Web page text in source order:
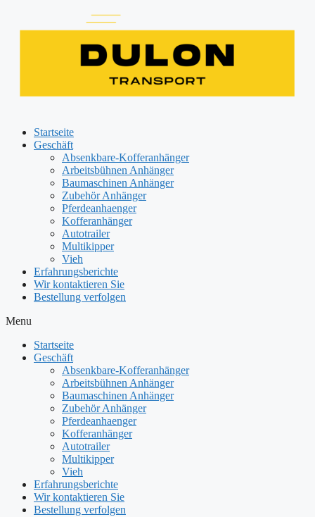
Startseite
Geschäft
Absenkbare-Kofferanhänger
Arbeitsbühnen Anhänger
Baumaschinen Anhänger
Zubehör Anhänger
Pferdeanhaenger
Kofferanhänger
Autotrailer
Multikipper
Vieh
Erfahrungsberichte
Wir kontaktieren Sie
Bestellung verfolgen
Menu
Startseite
Geschäft
Absenkbare-Kofferanhänger
Arbeitsbühnen Anhänger
Baumaschinen Anhänger
Zubehör Anhänger
Pferdeanhaenger
Kofferanhänger
Autotrailer
Multikipper
Vieh
Erfahrungsberichte
Wir kontaktieren Sie
Bestellung verfolgen